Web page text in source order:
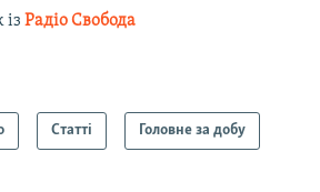
Радіо Свобода
Статті Головне за добу